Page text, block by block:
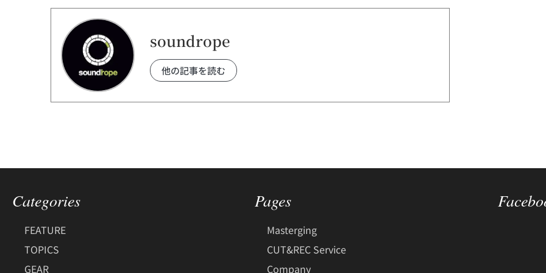
soundrope
他の記事を読む
Categories
FEATURE
TOPICS
GEAR
Pages
Masterging
CUT&REC Service
Company